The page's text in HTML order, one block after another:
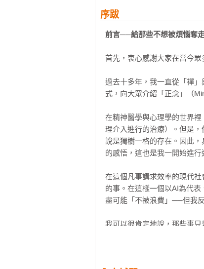
明。
★ 事情永遠做不完？──練習
性疲勞。
★ 對自己太嚴苛？──用「自
運用「變身技巧」、「無分別
★ 對未知感到不安？──為焦
練習不與恐懼對抗，透過穩
重新掌握生命的主導權。
不管生活多麼忙碌，你都值得
的執著，溫柔地接住那個雖不
1. 「醫學科學」與「禪宗智慧
與心理學研究數據，更融入
事先決定好「自己無法處理的
諸事不順，是源於你給自己下
墨守「不變」，註定是痛苦的
承認「心裡的杯子已經滿了」
暫時拋開下個行程與眼前的問
將意識專注於腳底的觸感，「
讓持續踩著油門的大腦瞬間
為了脫胎換骨，到「非日常空
第四章：成為能沉著應對一切
暫時拋開情緒，試著「轉譯」
察覺自己正戴著「只看得見局
序跋
前言──給那些不想被煩惱奪
首先，衷心感謝大家在當今
過去十多年，我一直從「禪
式，向大眾介紹「正念」（
在精神醫學與心理學的世界
理介入進行的治療）。但是
說是獨樹一格的存在。因此
的感悟，這也是我一開始進行
在這個凡事講求效率的現代
的事。在這樣一個以AI為代
盡可能「不被浪費」──但我
我可以很肯定地說，那些事